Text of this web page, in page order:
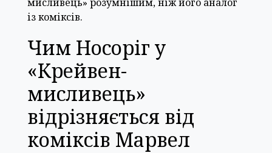
із коміксів.
Чим Носоріг у
«Крейвен-
мисливець»
відрізняється від
коміксів Марвел